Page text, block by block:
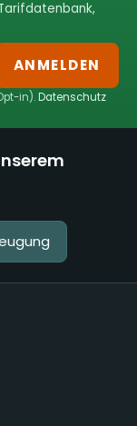
ANMELDEN
in).Datenschutz